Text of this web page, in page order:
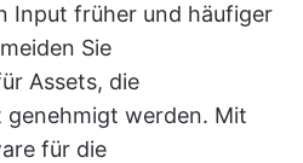
Input früher und häufiger
Sie
Assets, die
werden. Mit
für die